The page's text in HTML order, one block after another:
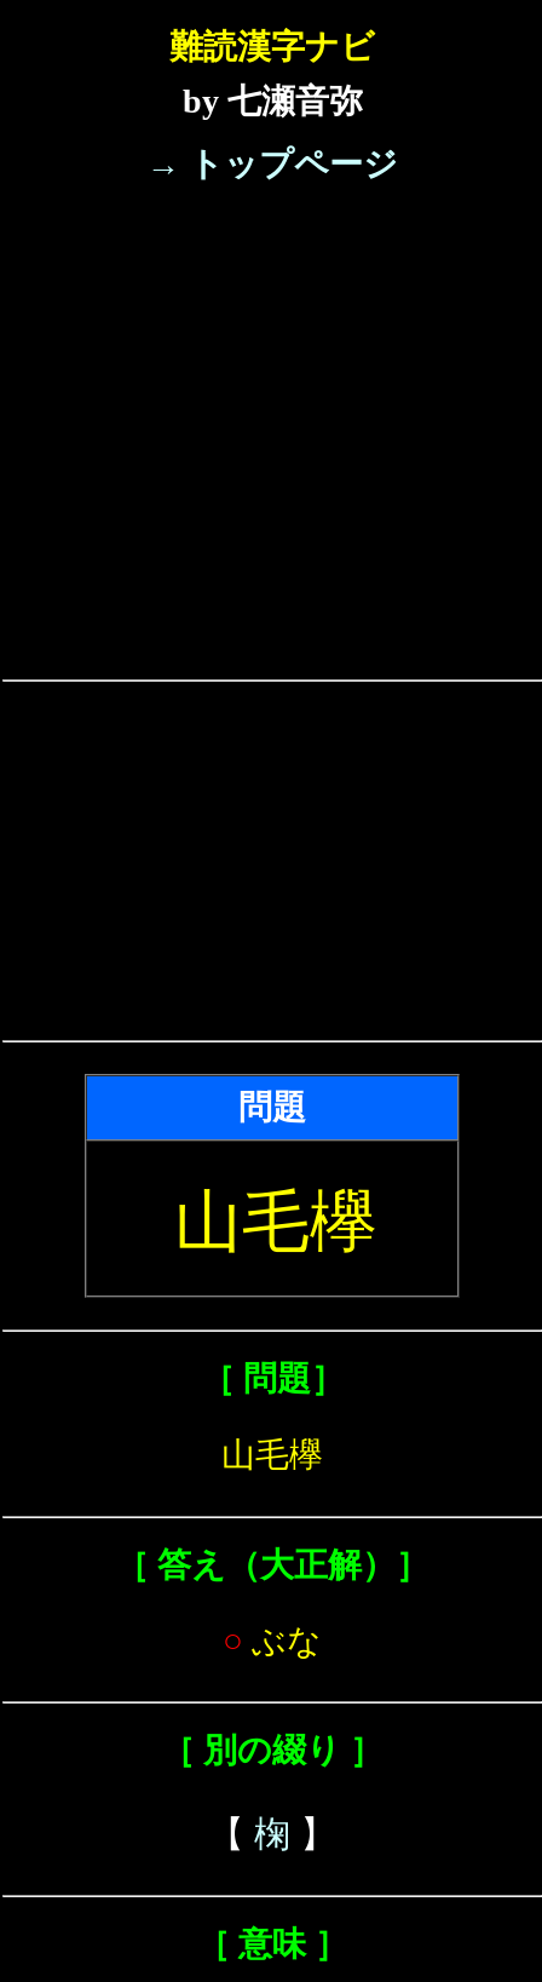
難読漢字ナビ
by 七瀬音弥
→ トップページ
問題
山毛欅
［ 問題］
山毛欅
［ 答え（大正解）］
○ ぶな
［ 別の綴り ］
【 椈 】
［ 意味 ］